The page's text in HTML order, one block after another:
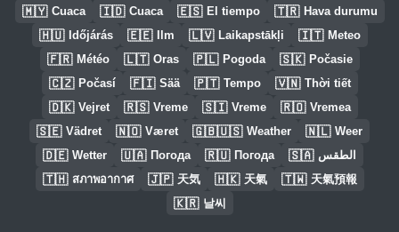
🇲🇾 Cuaca 🇮🇩 Cuaca 🇪🇸 El tiempo 🇹🇷 Hava durumu
🇭🇺 Időjárás 🇪🇪 Ilm 🇱🇻 Laikapstākļi 🇮🇹 Meteo
🇫🇷 Météo 🇱🇹 Oras 🇵🇱 Pogoda 🇸🇰 Počasie
🇨🇿 Počasí 🇫🇮 Sää 🇵🇹 Tempo 🇻🇳 Thời tiết
🇩🇰 Vejret 🇷🇸 Vreme 🇸🇮 Vreme 🇷🇴 Vremea
🇸🇪 Vädret 🇳🇴 Været 🇬🇧🇺🇸 Weather 🇳🇱 Weer
🇩🇪 Wetter 🇺🇦 Погода 🇷🇺 Погода 🇸🇦 الطقس
🇹🇭 สภาพอากาศ 🇯🇵 天気 🇭🇰 天氣 🇹🇼 天氣預報
🇰🇷 날씨